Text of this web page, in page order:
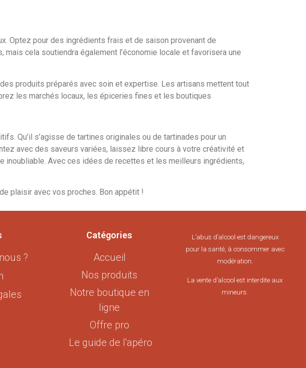
Optez pour des ingrédients frais et de saison provenant de
cela soutiendra également l’économie locale et favorisera une
produits préparés avec soin et expertise. Les artisans mettent tout
les marchés locaux, les épiceries fines et les boutiques
Qu’il s’agisse de tartines originales ou de tartinades pour un
avec des saveurs variées, laissez libre cours à votre créativité et
inoubliable. Avec ces idées de recettes et les meilleurs ingrédients,
plaisir avec vos proches. Bon appétit !
?
Catégories
Accueil
Nos produits
Notre boutique en
ligne
Offre pro
Le guide de l'apéro
L’abus d’alcool est dangereux
pour la santé, à consommer avec
modération.
La vente d’alcool est interdite aux
mineurs.